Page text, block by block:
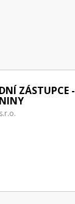
ZÁSTUPCE -